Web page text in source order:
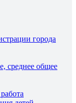
города
среднее общее